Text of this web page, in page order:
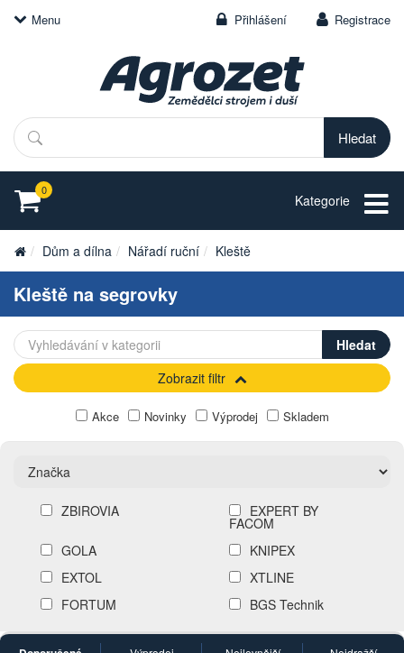
Menu Přihlášení Registrace
Hledat
0
Kategorie
Dům a dílna Nářadí ruční Kleště
Kleště na segrovky
Zobrazit filtr
Akce Novinky Výprodej Skladem
ZBIROVIA EXPERT BY
FACOM
GOLA
KNIPEX
EXTOL
XTLINE
FORTUM
BGS Technik